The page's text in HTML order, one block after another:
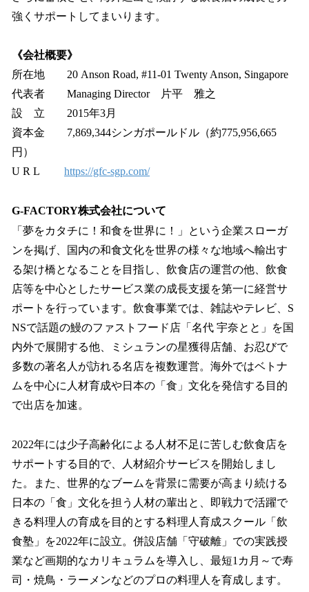
強くサポートしてまいります。
《会社概要》
所在地 20 Anson Road, #11-01 Twenty Anson, Singapore
代表者 Managing Director 片平 雅之
設 立 2015年3月
資本金 7,869,344シンガポールドル（約775,956,665
円）
U R L https://gfc-sgp.com/
G-FACTORY株式会社について
「夢をカタチに！和食を世界に！」という企業スローガ
ンを掲げ、国内の和食文化を世界の様々な地域へ輸出す
る架け橋となることを目指し、飲食店の運営の他、飲食
店等を中心としたサービス業の成長支援を第一に経営サ
ポートを行っています。飲食事業では、雑誌やテレビ、S
NSで話題の鰻のファストフード店「名代 宇奈とと」を国
内外で展開する他、ミシュランの星獲得店舗、お忍びで
多数の著名人が訪れる名店を複数運営。海外ではベトナ
ムを中心に人材育成や日本の「食」文化を発信する目的
で出店を加速。
2022年には少子高齢化による人材不足に苦しむ飲食店を
サポートする目的で、人材紹介サービスを開始しまし
た。また、世界的なブームを背景に需要が高まり続ける
日本の「食」文化を担う人材の輩出と、即戦力で活躍で
きる料理人の育成を目的とする料理人育成スクール「飲
食塾」を2022年に設立。併設店舗「守破離」での実践授
業など画期的なカリキュラムを導入し、最短1カ月～で寿
司・焼鳥・ラーメンなどのプロの料理人を育成します。